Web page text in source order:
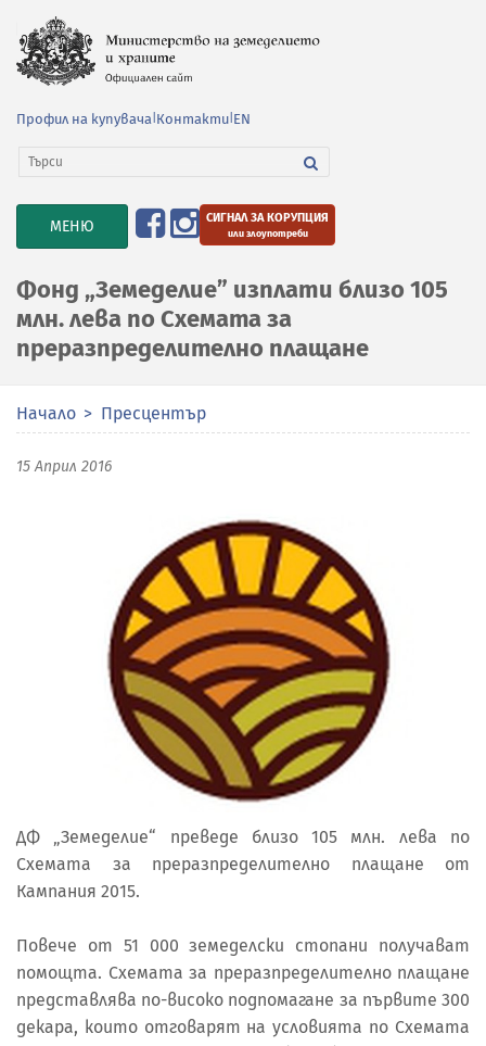
Профил на купувача Контакти EN
TOGGLE
NAVIGATION
МЕНЮ СИГНАЛ ЗА КОРУПЦИЯ
или злоупотреби
Фонд „Земеделие” изплати близо 105
млн. лева по Схемата за
преразпределително плащане
Начало Пресцентър
15 Април 2016
ДФ „Земеделие“ преведе близо 105 млн. лева по
Схемата за преразпределително плащане от
Кампания 2015.
Повече от 51 000 земеделски стопани получават
помощта. Схемата за преразпределително плащане
представлява по-високо подпомагане за първите 300
декара, които отговарят на условията по Схемата